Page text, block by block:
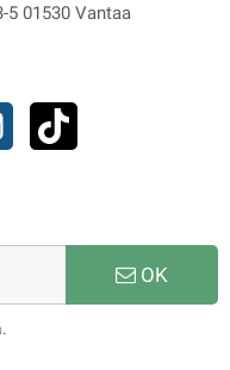
5 01530 Vantaa
Instagram
OK